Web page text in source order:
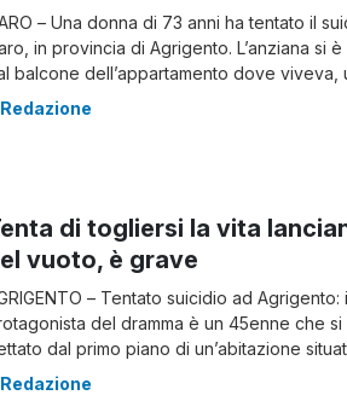
– Una donna di 73 anni ha tentato il
in provincia di Agrigento. L’anziana si è
balcone dell’appartamento dove viveva,
piano di un palazzo. La 73enne
Redazione
di togliersi la vita
vuoto, è grave
– Tentato suicidio ad Agrigento: il
del dramma è un 45enne che
dal primo piano di un’abitazione
di Fontanelle. L’autore dell’insano
Redazione